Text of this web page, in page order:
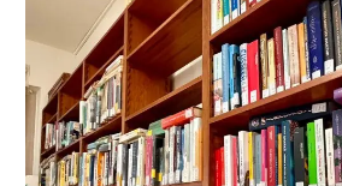
LANZO
Ciclisti travolti a Lanzo,
«Chiedo perdono, un
Ma le indagini scavano nel